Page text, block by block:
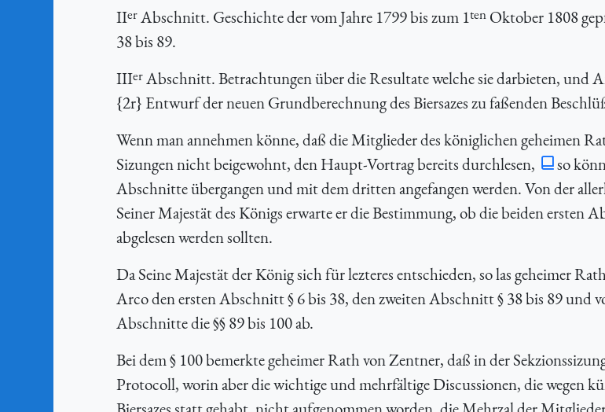
IIerAbschnitt. Geschichte der vom Jahre 1799 bis zum 1ten Oktober 1808
38 bis 89.
IIIerAbschnitt. Betrachtungen über die Resultate welche sie darbieten, und
{2r} Entwurf der neuen Grundberechnung des Biersazes zu faßenden
Wenn man annehmen könne, daß die Mitglieder des königlichen geheimen
Sizungen nicht beigewohnt, den Haupt-Vortrag bereits durchlesen,
so
Abschnitte übergangen und mit dem dritten angefangen werden. Von der
Seiner Majestät des Königs erwarte er die Bestimmung, ob die beiden ersten
abgelesen werden sollten.
Da Seine Majestät der König sich für lezteres entschieden, so las geheimer
Arco den ersten Abschnitt § 6 bis 38, den zweiten Abschnitt § 38 bis 89 und
Abschnitte die §§ 89 bis 100 ab.
Bei dem § 100 bemerkte geheimer Rath von Zentner, daß in der
Protocoll, worin aber die wichtige und mehrfältige Discussionen, die wegen